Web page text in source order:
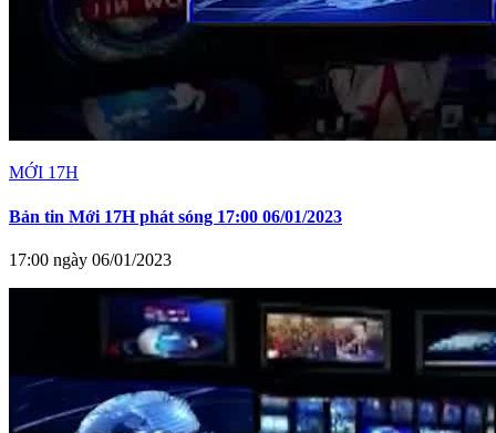
MỚI 17H
Bản tin Mới 17H phát sóng 17:00 06/01/2023
17:00 ngày 06/01/2023